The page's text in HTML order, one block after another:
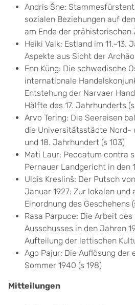
Andris Šne:
sozialen Beziehungen auf
am Ende der prähistorischen
Heiki Valk: Estland im 11.–13.
Aspekte aus Sicht der
Enn Küng: Die schwedische
internationale
Entstehung der Narvaer
Hälfte des 17. Jahrhunderts
Arvo Tering: Die Seereisen
die Universitätsstädte Nord-
und 18. Jahrhundert (s 103)
Mati Laur: Peccatum contra
Pernauer Landgericht in den
Uldis Kreslinš: Der Putsch
Januar 1927: Zur lokalen und
Einordnung des Geschehens
Rasa Parpuce: Die Arbeit
Ausschusses in den Jahren
Aufteilung der lettischen
Ago Pajur: Die Auflösung der
Sommer 1940 (s 198)
Mitteilungen